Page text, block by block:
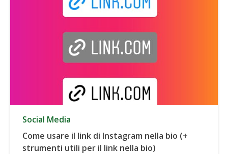
Social Media
Come usare il link di Instagram nella bio (+
strumenti utili per il link nella bio)